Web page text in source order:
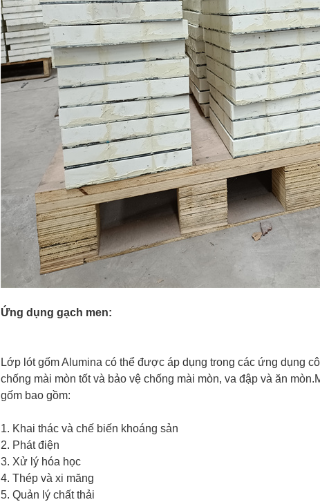
Ứng dụng gạch men:
Lớp lót gốm Alumina có thể được áp dụng trong các ứng dụng
chống mài mòn tốt và bảo vệ chống mài mòn, va đập và ăn
gốm bao gồm:
1. Khai thác và chế biến khoáng sản
2. Phát điện
3. Xử lý hóa học
4. Thép và xi măng
5. Quản lý chất thải